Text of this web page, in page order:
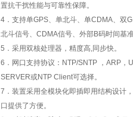
置抗干扰性能与可靠性保障。
4 ．支持单GPS、单北斗、单CDMA、双
北斗信号、 CDMA信号、外部B码时间基
5 ．采用双核处理器，精度高,同步快。
6 ．网口支持协议： NTP/SNTP ， ARP ，
SERVER或NTP Client可选择。
7 ．装置采用全模块化即插即用结构设计
口提供了方便。